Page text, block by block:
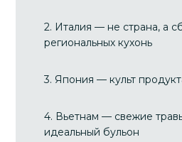
2. Италия — не страна, а
региональных кухонь
3. Япония — культ
4. Вьетнам — свежие
идеальный бульон